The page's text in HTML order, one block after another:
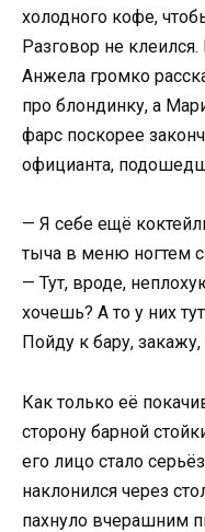
холодного кофе,
Разговор не
Анжела громко
про блондинку, а
фарс поскорее
официанта,
— Я себе ещё
тыча в меню ногтем
— Тут, вроде,
хочешь? А то у них
Пойду к бару,
Как только её
сторону барной
его лицо стало
наклонился через
пахнуло вчерашним